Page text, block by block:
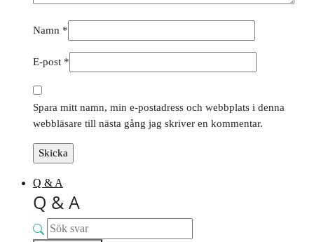
Namn *
E-post *
Spara mitt namn, min e-postadress och webbplats i denna
webbläsare till nästa gång jag skriver en kommentar.
Q & A
Q & A